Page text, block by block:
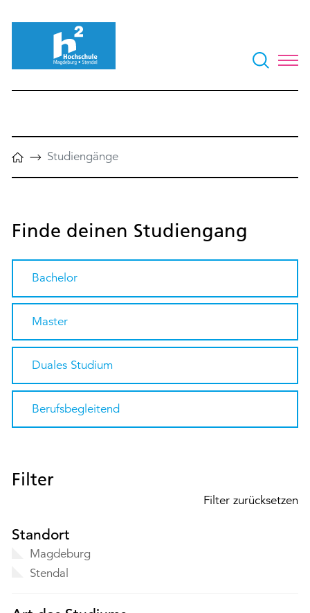
Studiengänge
Finde deinen Studiengang
Bachelor
Master
Duales Studium
Berufsbegleitend
Filter
Filter zurücksetzen
Standort
Magdeburg
Stendal